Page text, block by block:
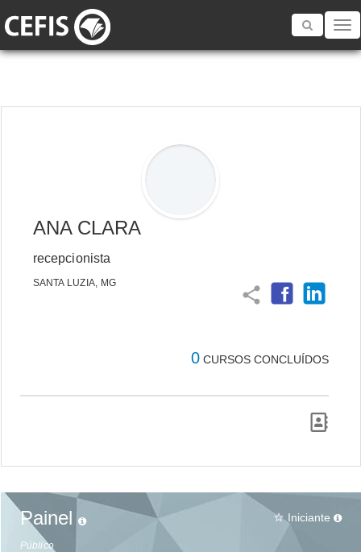
Toggle
ANA CLARA
recepcionista
SANTA LUZIA, MG
share
0 CURSOS CONCLUÍDOS
Painel
Público
star_border Iniciante